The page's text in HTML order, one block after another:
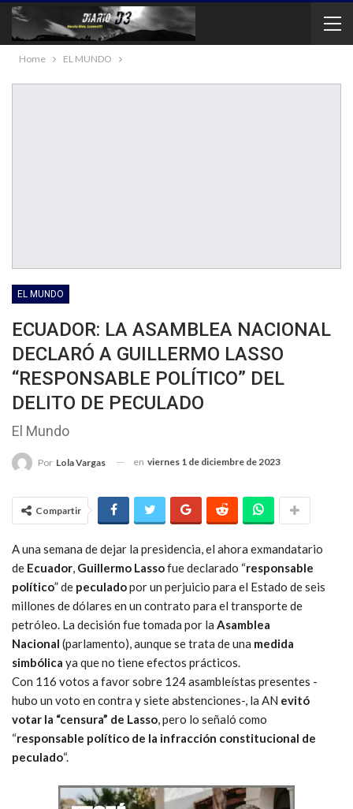
Home EL MUNDO
EL MUNDO
ECUADOR: LA ASAMBLEA NACIONAL
DECLARÓ A GUILLERMO LASSO
“RESPONSABLE POLÍTICO” DEL
DELITO DE PECULADO
El Mundo
Por Lola Vargas en viernes 1 de diciembre de 2023
Compartir
A una semana de dejar la presidencia, el ahora exmandatario
de Ecuador, Guillermo Lassofue declarado “responsable
político” de peculadopor un perjuicio para el Estado de seis
millones de dólares en un contrato para el transporte de
petróleo. La decisión fue tomada por la Asamblea
Nacional (parlamento), aunque se trata de una medida
simbólica ya que no tiene efectos prácticos.
Con 116 votos a favor sobre 124 asambleístas presentes -
hubo un voto en contra y siete abstenciones-, la AN evitó
votar la “censura” de Lasso, pero lo señaló como
“responsable político de la infracción constitucional de
peculado“.